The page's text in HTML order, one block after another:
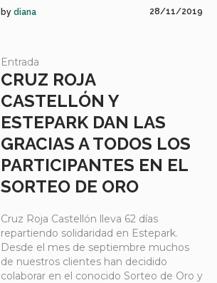
28/11/2019
by diana
Entrada
CRUZ ROJA
CASTELLÓN Y
ESTEPARK DAN LAS
GRACIAS A TODOS LOS
PARTICIPANTES EN EL
SORTEO DE ORO
Cruz Roja Castellón lleva 62 días
repartiendo solidaridad en Estepark.
Desde el mes de septiembre muchos
de nuestros clientes han decidido
colaborar en el conocido Sorteo de Oro y